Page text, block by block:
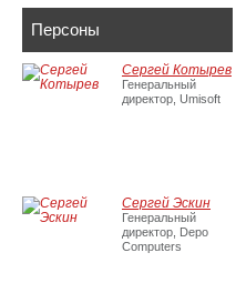
Персоны
Сергей Котырев
Генеральный
директор, Umisoft
Сергей Эскин
Генеральный
директор, Depo
Computers